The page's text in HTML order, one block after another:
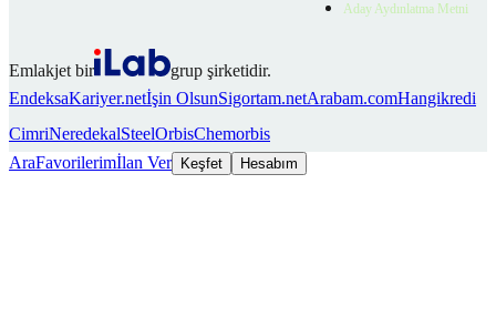
Aday Aydınlatma Metni
Emlakjet bir
grup şirketidir.
EndeksaKariyer.netİşin OlsunSigortam.netArabam.comHangikredi
CimriNeredekalSteelOrbisChemorbis
AraFavorilerimİlan Ver Keşfet Hesabım